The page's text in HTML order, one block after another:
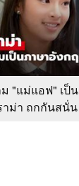
"แม่แอฟ" เป็น
าม่า ถกกันสนั่น